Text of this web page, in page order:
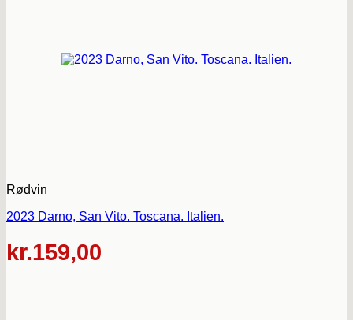
Rødvin
2023 Darno, San Vito. Toscana. Italien.
kr.159,00